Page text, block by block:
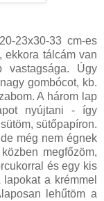
23x30-33 cm-es
ekkora tálcám van
Úgy
gombócot, kb.
A három lap
nyújtani - így
sütőpapíron.
még nem égnek
megfőzöm,
és egy kis
a krémmel
lehűtöm a